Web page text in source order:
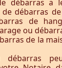
débarras a
débarras
de
ou
de la
débarras